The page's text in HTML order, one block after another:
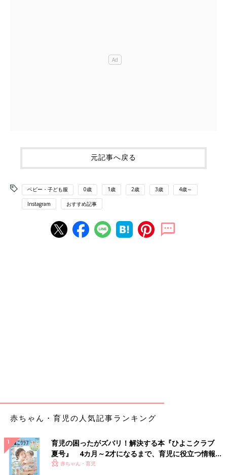
元記事へ戻る
ベビー・子ども服 0歳 1歳 2歳 3歳 4歳～
Instagram おすすめ記事
赤ちゃん・育児の人気記事ランキング
育児の困ったがズバリ！解決する本『ひよこクラブ
夏号』 4カ月～2才になるまで、育児に役立つ情報が
いっぱい！
赤ちゃん・育児